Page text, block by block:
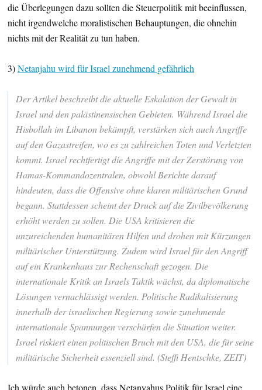
die Überlegungen dazu sollten die Steuerpolitik mit beeinflussen,
nicht irgendwelche moralistischen Behauptungen, die ohnehin
nichts mit der Realität zu tun haben.
3)Netanjahu wird für Israel zunehmend gefährlich
Der Artikel beschreibt die aktuelle Eskalation der Gewalt in
Israel und den palästinensischen Gebieten. Während Israel die
Hisbollah im Libanon bekämpft, verstärken sich auch Angriffe
auf den Gazastreifen, wo es zu zahlreichen Toten und Verletzten
kommt. Israel rechtfertigt die Angriffe mit der Zerstörung von
Hamas-Kommandozentralen, obwohl Berichte darauf
hindeuten, dass die Offensive ohne klaren militärischen Grund
begann. Stattdessen scheint der Druck auf die Zivilbevölkerung
erhöht werden zu sollen. Die USA kritisieren die
unzureichenden humanitären Hilfen und drohen mit Kürzungen
militärischer Unterstützung. Zudem wird Israel für den Angriff
auf ein Krankenhaus zur Rechenschaft gezogen. Die
internationale Kritik an Israels Taktik wächst, da diplomatische
Lösungen vernachlässigt werden. Politische Radikalisierung
innerhalb der israelischen Regierung sowie zunehmende
internationale Spannungen verschärfen die Situation weiter.
Israel riskiert einen politischen Bruch mit den USA, die für seine
militärische Sicherheit essenziell sind. (Steffi Hentschke, ZEIT)
Ich würde auch betonen, dass Netanyahus Politik für Israel eine